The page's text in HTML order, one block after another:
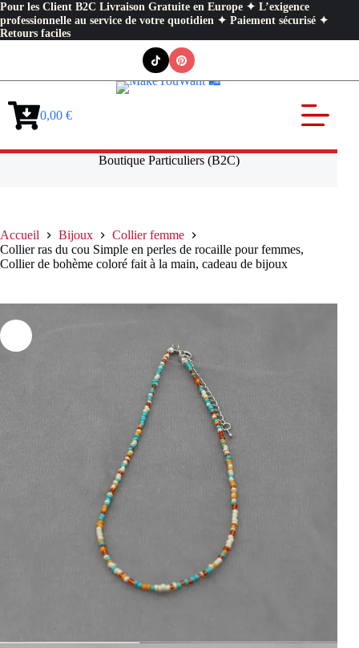
Pour les Client B2C Livraison Gratuite en Europe ✦ L’exigence
professionnelle au service de votre quotidien ✦ Paiement sécurisé ✦
Retours faciles
Panier0,00 €
Boutique Particuliers (B2C)
Accueil Bijoux
Collier femme
Collier ras du cou Simple en perles de rocaille pour femmes,
Collier de bohème coloré fait à la main, cadeau de bijoux